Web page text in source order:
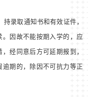
录取通知书和有效证件，
因故不能按期入学的，应
经同意后方可延期报到，
期的，除因不可抗力等正